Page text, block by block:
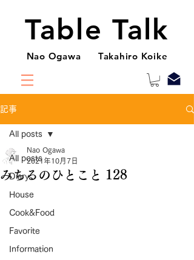
Table Talk
Nao Ogawa Takahiro Koike
記事
All posts
Diary
House
Cook&Food
Favorite
Information
All posts
みちるのひとこと 128
Nao Ogawa
2021年10月7日